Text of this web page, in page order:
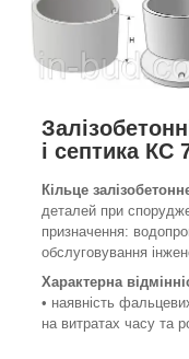
і септика КС
Кільце
деталей при
призначення:
обслуговування
Характерна
• наявність
на витратах часу та